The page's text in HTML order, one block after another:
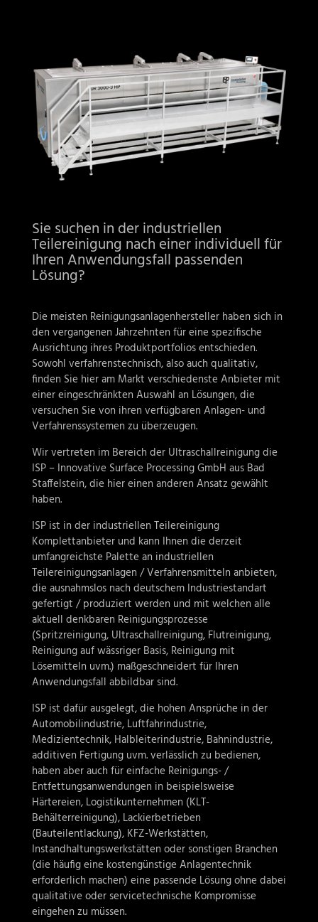
Sie suchen in der industriellen
Teilereinigung nach einer individuell für
Ihren Anwendungsfall passenden
Lösung?
Die meisten Reinigungsanlagenhersteller haben sich in
den vergangenen Jahrzehnten für eine spezifische
Ausrichtung ihres Produktportfolios entschieden.
Sowohl verfahrenstechnisch, also auch qualitativ,
finden Sie hier am Markt verschiedenste Anbieter mit
einer eingeschränkten Auswahl an Lösungen, die
versuchen Sie von ihren verfügbaren Anlagen- und
Verfahrenssystemen zu überzeugen.
Wir vertreten im Bereich der Ultraschallreinigung die
ISP – Innovative Surface Processing GmbH aus Bad
Staffelstein, die hier einen anderen Ansatz gewählt
haben.
ISP ist in der industriellen Teilereinigung
Komplettanbieter und kann Ihnen die derzeit
umfangreichste Palette an industriellen
Teilereinigungsanlagen / Verfahrensmitteln anbieten,
die ausnahmslos nach deutschem Industriestandart
gefertigt / produziert werden und mit welchen alle
aktuell denkbaren Reinigungsprozesse
(Spritzreinigung, Ultraschallreinigung, Flutreinigung,
Reinigung auf wässriger Basis, Reinigung mit
Lösemitteln uvm.) maßgeschneidert für Ihren
Anwendungsfall abbildbar sind.
ISP ist dafür ausgelegt, die hohen Ansprüche in der
Automobilindustrie, Luftfahrindustrie,
Medizientechnik, Halbleiterindustrie, Bahnindustrie,
additiven Fertigung uvm. verlässlich zu bedienen,
haben aber auch für einfache Reinigungs- /
Entfettungsanwendungen in beispielsweise
Härtereien, Logistikunternehmen (KLT-
Behälterreinigung), Lackierbetrieben
(Bauteilentlackung), KFZ-Werkstätten,
Instandhaltungswerkstätten oder sonstigen Branchen
(die häufig eine kostengünstige Anlagentechnik
erforderlich machen) eine passende Lösung ohne dabei
qualitative oder servicetechnische Kompromisse
eingehen zu müssen.